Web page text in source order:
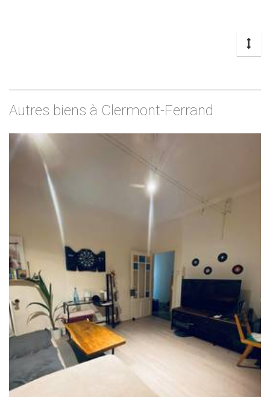
Autres biens à Clermont-Ferrand